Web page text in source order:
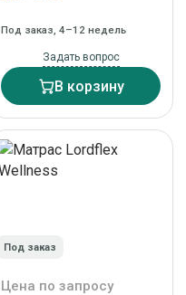
Под заказ, 4–12 недель
Задать вопрос
В корзину
Под заказ
Цена по запросу